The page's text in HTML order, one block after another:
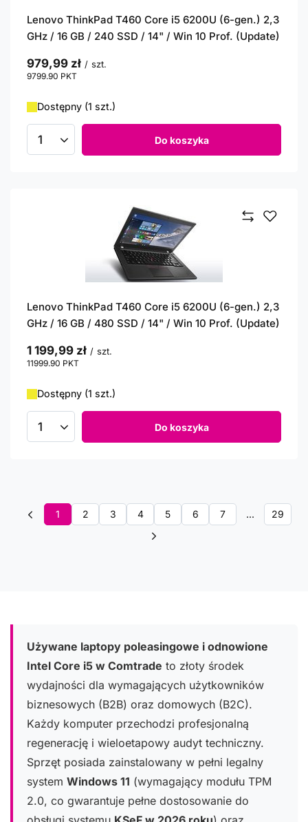
Lenovo ThinkPad T460 Core i5 6200U (6-gen.) 2,3
GHz / 16 GB / 240 SSD / 14" / Win 10 Prof. (Update)
979,99 zł / szt.
9799.90 PKT
Dostępny (1 szt.)
Ilość produktów Do koszyka
Lenovo ThinkPad T460 Core i5 6200U (6-gen.) 2,3
GHz / 16 GB / 480 SSD / 14" / Win 10 Prof. (Update)
1 199,99 zł / szt.
11999.90 PKT
Dostępny (1 szt.)
Ilość produktów Do koszyka
1 2 3 4 5 6 7 ... 29
Używane laptopy poleasingowe i odnowione
Intel Core i5 w Comtrade to złoty środek
wydajności dla wymagających użytkowników
biznesowych (B2B) oraz domowych (B2C).
Każdy komputer przechodzi profesjonalną
regenerację i wieloetapowy audyt techniczny.
Sprzęt posiada zainstalowany w pełni legalny
system Windows 11 (wymagający modułu TPM
2.0, co gwarantuje pełne dostosowanie do